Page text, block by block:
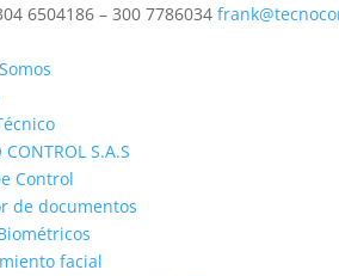
6504186 – 300 7786034
Control
de documentos
facial